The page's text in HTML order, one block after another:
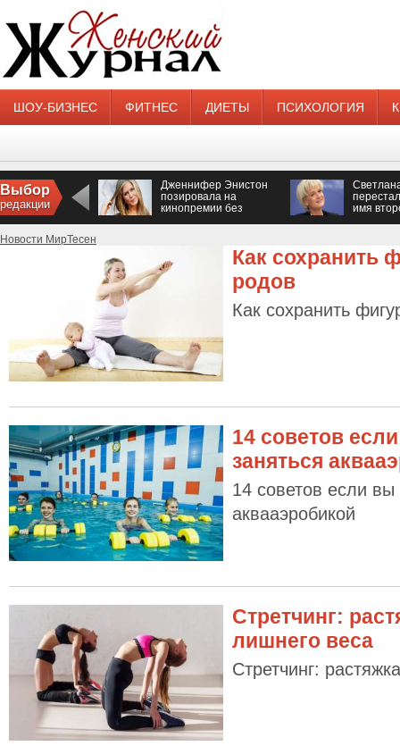
ШОУ-БИЗНЕС ФИТНЕС ДИЕТЫ ПСИХОЛОГИЯ
Выбор
редакции
Дженнифер Энистон
позировала на
кинопремии без
имя
Новости МирТесен
Как сохранить
родов
Как сохранить
14 советов
заняться
14 советов если
аквааэробикой
Стретчинг:
лишнего веса
Стретчинг: